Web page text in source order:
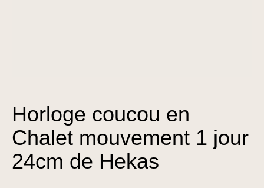
Horloge coucou en
Chalet mouvement 1 jour
24cm de Hekas